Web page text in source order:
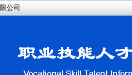
公司